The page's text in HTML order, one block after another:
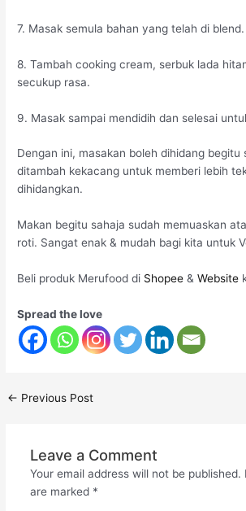
7. Masak semula bahan yang telah di blend.
8. Tambah cooking cream, serbuk lada
secukup rasa.
9. Masak sampai mendidih dan selesai
Dengan ini, masakan boleh dihidang begitu
ditambah kekacang untuk memberi lebih
dihidangkan.
Makan begitu sahaja sudah memuaskan
roti. Sangat enak & mudah bagi kita untuk
Beli produk Merufood di Shopee&Website
Spread the love
← Previous Post
Leave a Comment
Your email address will not be published.
are marked *